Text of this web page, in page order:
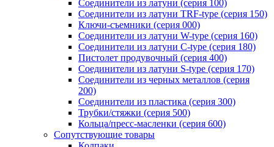
Соединители из латуни (серия 100)
Соединители из латуни TRF-type (серия 150)
Ключи-съемники (серия 000)
Соединители из латуни W-type (серия 160)
Соединители из латуни С-type (серия 180)
Пистолет продувочный (серия 400)
Соединители из латуни S-type (серия 170)
Соединители из черных металлов (серия
200)
Соединители из пластика (серия 300)
Трубки/стяжки (серия 500)
Кольца/пресс-масленки (серия 600)
Сопутствующие товары